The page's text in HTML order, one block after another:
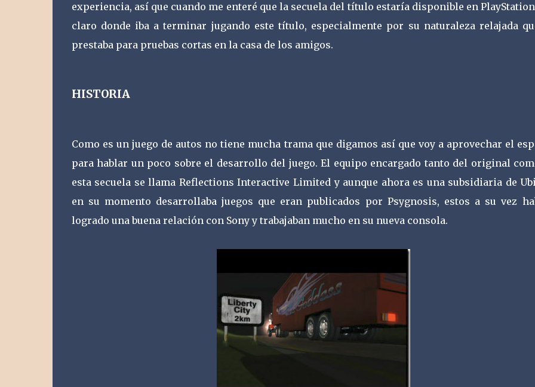
experiencia, así que cuando me enteré que la secuela del título estaría disponible en
claro donde iba a terminar jugando este título, especialmente por su naturaleza relajada
prestaba para pruebas cortas en la casa de los amigos.
HISTORIA
Como es un juego de autos no tiene mucha trama que digamos así que voy a aprovechar el
para hablar un poco sobre el desarrollo del juego. El equipo encargado tanto del original
esta secuela se llama Reflections Interactive Limited y aunque ahora es una subsidiaria de
en su momento desarrollaba juegos que eran publicados por Psygnosis, estos a su vez
logrado una buena relación con Sony y trabajaban mucho en su nueva consola.